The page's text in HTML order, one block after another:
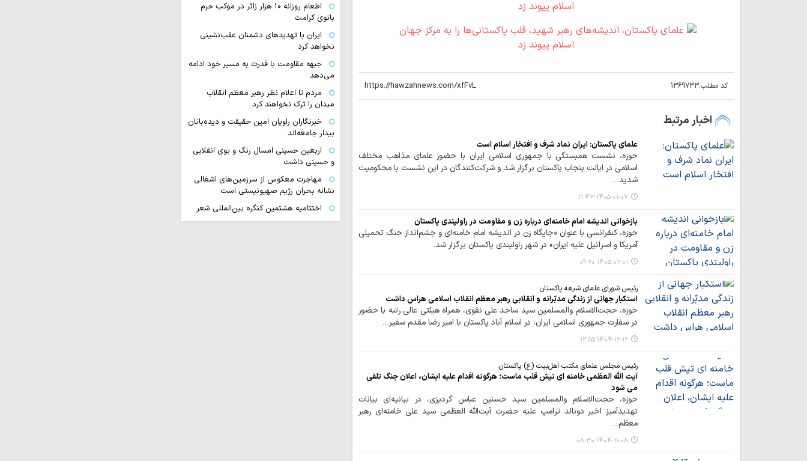
کد مطلب:1369733
اخبار مرتبط
علمای پاکستان: ایران نماد شرف و افتخار اسلام است
حوزه، نشست همبستگی با جمهوری اسلامی ایران با حضور علمای مذاهب مختلف
اسلامی در ایالت پنجاب پاکستان برگزار شد و شرکت‌کنندگان در این نشست با محکومیت
شدید…
۱۴۰۵-۰۱-۰۷ ۱۱:۴۳
بازخوانی اندیشه امام خامنه‌ای درباره زن و مقاومت در راولپندی پاکستان
حوزه، کنفرانسی با عنوان «جایگاه زن در اندیشه امام خامنه‌ای و چشم‌انداز جنگ تحمیلی
آمریکا و اسرائیل علیه ایران» در شهر راولپندی پاکستان برگزار شد.
۱۴۰۵-۰۲-۰۱ ۰۹:۲۰
رئیس شورای علمای شیعه پاکستان:
استکبار جهانی از زندگی مدبّرانه و انقلابی رهبر معظم انقلاب اسلامی هراس داشت
حوزه، حجت‌الاسلام والمسلمین سید ساجد علی نقوی، همراه هیئتی عالی رتبه با حضور
در سفارت جمهوری اسلامی ایران، در اسلام آباد پاکستان با امیر رضا مقدم سفیر…
۱۴۰۴-۱۲-۱۲ ۱۲:۵۵
رئیس مجلس علمای مکتب اهل‌بیت (ع) پاکستان:
آیت الله العظمی خامنه ای تپش قلب ماست؛ هرگونه اقدام علیه ایشان، اعلان جنگ تلقی
می شود
حوزه، حجت‌الاسلام والمسلمین سید حسنین عباس گردیزی، در بیانیه‌ای بیانات
تهدیدآمیز اخیر دونالد ترامپ علیه حضرت آیت‌الله العظمی سید علی خامنه‌ای رهبر
معظم…
۱۴۰۴-۱۱-۰۸ ۰۸:۳۰
اطعام روزانه ۱۰ هزار زائر در موکب حرم
بانوی کرامت
ایران با تهدیدهای دشمنان عقب‌نشینی
نخواهد کرد
جبهه مقاومت با قدرت به مسیر خود ادامه
می‌دهد
مردم تا اعلام نظر رهبر معظم انقلاب
میدان را ترک نخواهند کرد
خبرنگاران راویان امین حقیقت و دیده‌بانان
بیدار جامعه‌اند
اربعین حسینی امسال رنگ و بوی انقلابی
و حسینی داشت
مهاجرت معکوس از سرزمین‌های اشغالی
نشانه بحران رژیم صهیونیستی است
اختتامیه هشتمین کنگره بین‌المللی شعر
زنان عاشورایی در مشهد برگزار…